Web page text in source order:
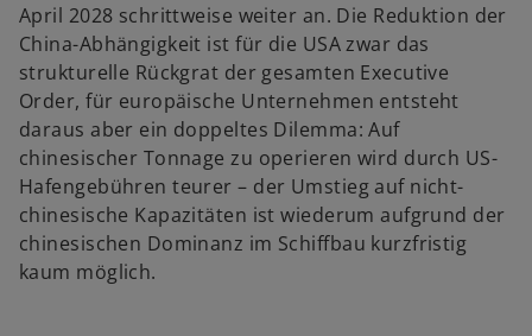
April 2028 schrittweise weiter an. Die Reduktion der
China-Abhängigkeit ist für die USA zwar das
strukturelle Rückgrat der gesamten Executive
Order, für europäische Unternehmen entsteht
daraus aber ein doppeltes Dilemma: Auf
chinesischer Tonnage zu operieren wird durch US-
Hafengebühren teurer – der Umstieg auf nicht-
chinesische Kapazitäten ist wiederum aufgrund der
chinesischen Dominanz im Schiffbau kurzfristig
kaum möglich.